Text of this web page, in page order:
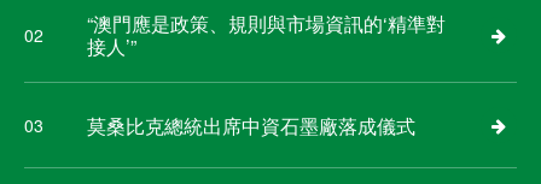
02
“澳門應是政策、規則與市場資訊的‘精準對
接人’”
03 莫桑比克總統出席中資石墨廠落成儀式